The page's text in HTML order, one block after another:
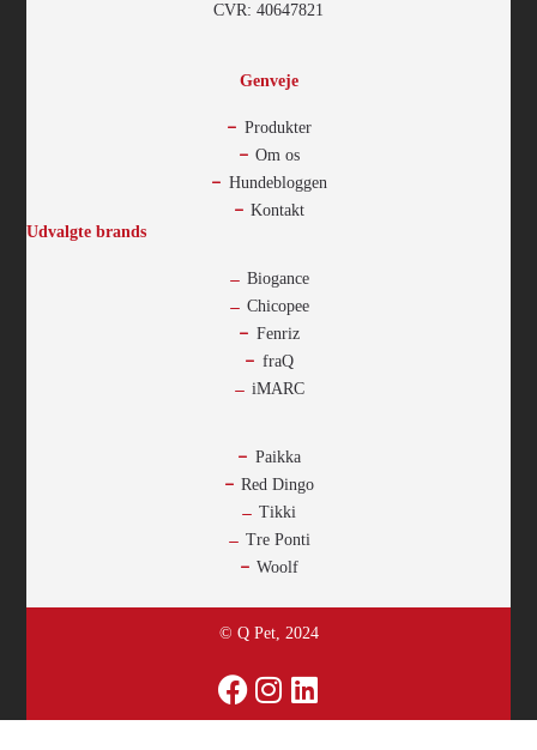
CVR: 40647821
Genveje
Produkter
Om os
Hundebloggen
Kontakt
Udvalgte brands
Biogance
Chicopee
Fenriz
fraQ
iMARC
Paikka
Red Dingo
Tikki
Tre Ponti
Woolf
© Q Pet, 2024